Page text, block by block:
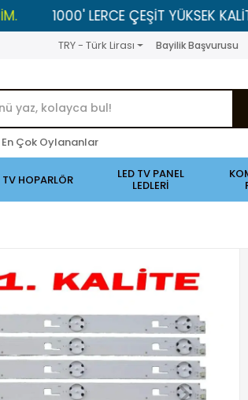
1000' LERCE ÇEŞİT YÜKSEK KALİTELİ
TRY - Türk Lirası Bayilik Başvurusu
En Çok Oylananlar
TV HOPARLÖR LED TV PANEL
LEDLERİ